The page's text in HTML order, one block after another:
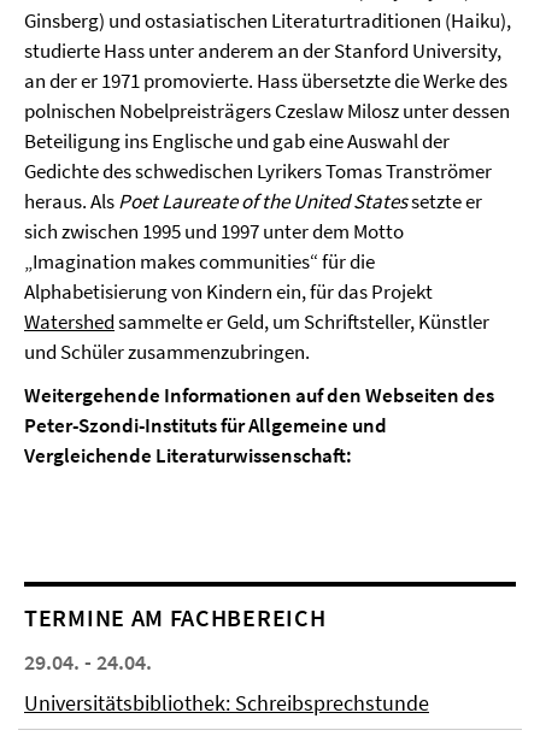
Ginsberg) und ostasiatischen Literaturtraditionen (Haiku),
studierte Hass unter anderem an der Stanford University,
an der er 1971 promovierte. Hass übersetzte die Werke des
polnischen Nobelpreisträgers Czeslaw Milosz unter dessen
Beteiligung ins Englische und gab eine Auswahl der
Gedichte des schwedischen Lyrikers Tomas Tranströmer
heraus. AlsPoet Laureate of the United Statessetzte er
sich zwischen 1995 und 1997 unter dem Motto
„Imagination makes communities“ für die
Alphabetisierung von Kindern ein, für das Projekt
Watershedsammelte er Geld, um Schriftsteller, Künstler
und Schüler zusammenzubringen.
Weitergehende Informationen auf den Webseiten des
Peter-Szondi-Instituts für Allgemeine und
Vergleichende Literaturwissenschaft:
TERMINE AM FACHBEREICH
29.04. - 24.04.
Universitätsbibliothek: Schreibsprechstunde